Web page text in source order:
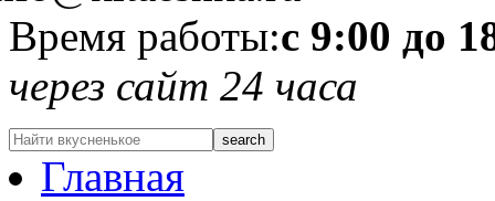
Время работы:с 9:00 до
через сайт 24 часа
Главная